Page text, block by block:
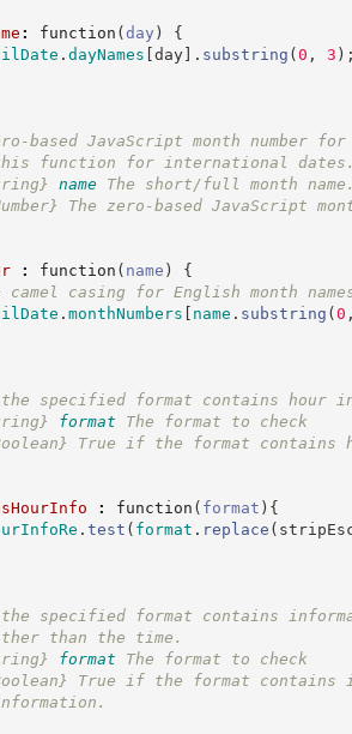
: function (day )
{
. dayNames [day] . substring (0 , 3 )
JavaScript month number for
function for international
name
The short/full month
The zero-based JavaScript
: function ( name )
{
camel casing for English month
. monthNumbers [ name . substring (0
specified format contains hour
format
The format to check
True if the format contains
: function ( format ) {
. test ( format . replace (
specified format contains
than the time.
format
The format to check
True if the format contains